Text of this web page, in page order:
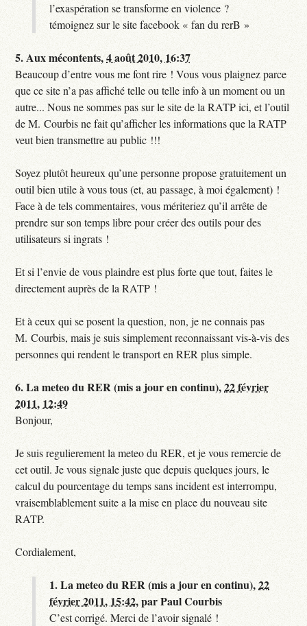
l’exaspération se transforme en violence ?
témoignez sur le site facebook « fan du rerB »
5.Aux mécontents,4 août 2010, 16:37
Beaucoup d’entre vous me font rire ! Vous vous plaignez parce
que ce site n’a pas affiché telle ou telle info à un moment ou un
autre... Nous ne sommes pas sur le site de la RATP ici, et l’outil
de M. Courbis ne fait qu’afficher les informations que la RATP
veut bien transmettre au public !!!
Soyez plutôt heureux qu’une personne propose gratuitement un
outil bien utile à vous tous (et, au passage, à moi également) !
Face à de tels commentaires, vous mériteriez qu’il arrête de
prendre sur son temps libre pour créer des outils pour des
utilisateurs si ingrats !
Et si l’envie de vous plaindre est plus forte que tout, faites le
directement auprès de la RATP !
Et à ceux qui se posent la question, non, je ne connais pas
M. Courbis, mais je suis simplement reconnaissant vis-à-vis des
personnes qui rendent le transport en RER plus simple.
6.La meteo du RER (mis a jour en continu),22 février
2011, 12:49
Bonjour,
Je suis regulierement la meteo du RER, et je vous remercie de
cet outil. Je vous signale juste que depuis quelques jours, le
calcul du pourcentage du temps sans incident est interrompu,
vraisemblablement suite a la mise en place du nouveau site
RATP.
Cordialement,
1.La meteo du RER (mis a jour en continu),22
février 2011, 15:42,parPaul Courbis
C’est corrigé. Merci de l’avoir signalé !